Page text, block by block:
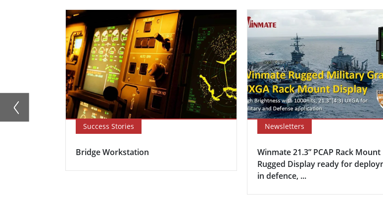
Success Stories
Bridge Workstation
Newsletters
Winmate 21.3” PCAP Rack Mount
Rugged Display ready for
in defence, ...